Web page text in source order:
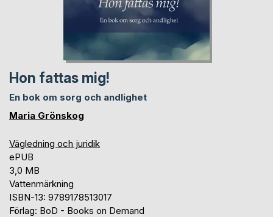
Hon fattas mig!
En bok om sorg och andlighet
Maria Grönskog
Vägledning och juridik
ePUB
3,0 MB
Vattenmärkning
ISBN-13: 9789178513017
Förlag: BoD - Books on Demand